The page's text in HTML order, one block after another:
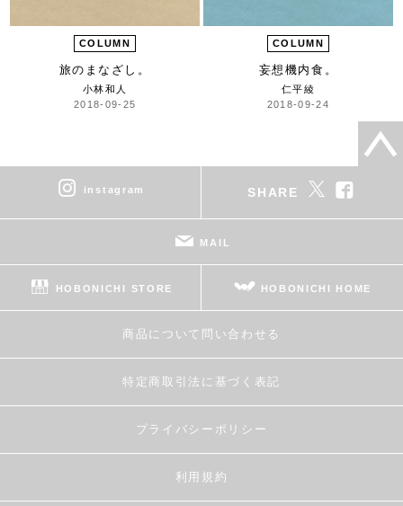
COLUMN
旅のまなざし。
小林和人
2018-09-25
COLUMN
妄想機内食。
仁平綾
2018-09-24
instagram SHARE
MAIL
HOBONICHI STORE HOBONICHI HOME
商品について問い合わせる
特定商取引法に基づく表記
プライバシーポリシー
利用規約